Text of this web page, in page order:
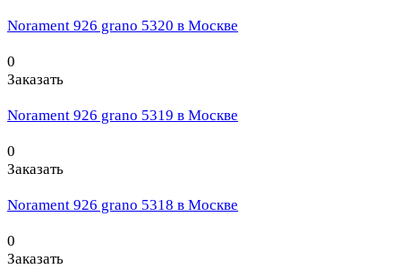
Norament 926 grano 5320 в Москве
0
Заказать
Norament 926 grano 5319 в Москве
0
Заказать
Norament 926 grano 5318 в Москве
0
Заказать